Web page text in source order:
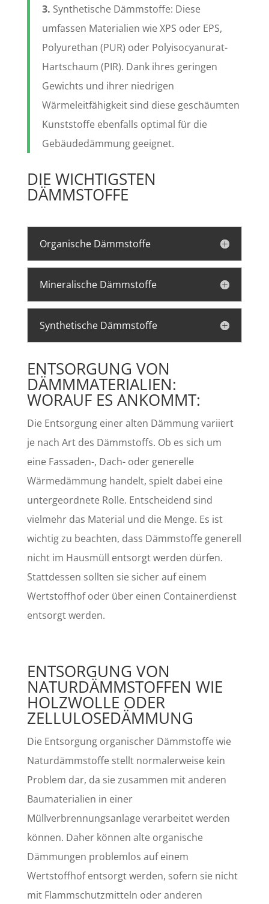
3. Synthetische Dämmstoffe: Diese
umfassen Materialien wie XPS oder EPS,
Polyurethan (PUR) oder Polyisocyanurat-
Hartschaum (PIR). Dank ihres geringen
Gewichts und ihrer niedrigen
Wärmeleitfähigkeit sind diese geschäumten
Kunststoffe ebenfalls optimal für die
Gebäudedämmung geeignet.
DIE WICHTIGSTEN
DÄMMSTOFFE
Organische Dämmstoffe
Mineralische Dämmstoffe
Synthetische Dämmstoffe
ENTSORGUNG VON
DÄMMMATERIALIEN:
WORAUF ES ANKOMMT:
Die Entsorgung einer alten Dämmung variiert
je nach Art des Dämmstoffs. Ob es sich um
eine Fassaden-, Dach- oder generelle
Wärmedämmung handelt, spielt dabei eine
untergeordnete Rolle. Entscheidend sind
vielmehr das Material und die Menge. Es ist
wichtig zu beachten, dass Dämmstoffe generell
nicht im Hausmüll entsorgt werden dürfen.
Stattdessen sollten sie sicher auf einem
Wertstoffhof oder über einen Containerdienst
entsorgt werden.
ENTSORGUNG VON
NATURDÄMMSTOFFEN WIE
HOLZWOLLE ODER
ZELLULOSEDÄMMUNG
Die Entsorgung organischer Dämmstoffe wie
Naturdämmstoffe stellt normalerweise kein
Problem dar, da sie zusammen mit anderen
Baumaterialien in einer
Müllverbrennungsanlage verarbeitet werden
können. Daher können alte organische
Dämmungen problemlos auf einem
Wertstoffhof entsorgt werden, sofern sie nicht
mit Flammschutzmitteln oder anderen